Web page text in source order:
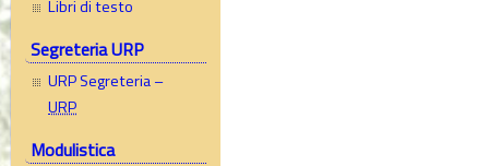
Libri di testo
Segreteria URP
URP Segreteria –
URP
Modulistica